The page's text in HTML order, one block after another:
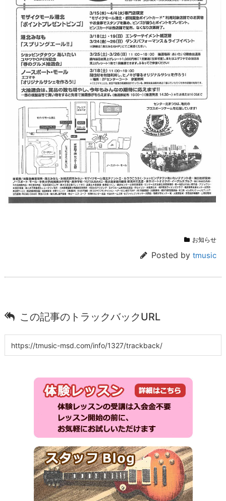
お知らせ
Posted by tmusic
この記事のトラックバックURL